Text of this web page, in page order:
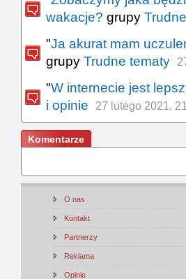
wakacje? grupy
"Ja akurat mam
grupy Trudne tematy
"W internecie jest
i opinie
27 lutego 2021,
Komentarze
O nas
Kontakt
Partnerzy
Reklama
Opinie